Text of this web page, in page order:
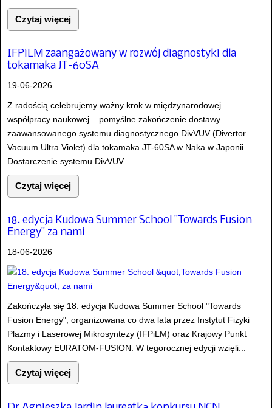
Czytaj więcej
IFPiLM zaangażowany w rozwój diagnostyki dla
tokamaka JT-60SA
19-06-2026
Z radością celebrujemy ważny krok w międzynarodowej
współpracy naukowej – pomyślne zakończenie dostawy
zaawansowanego systemu diagnostycznego DivVUV (Divertor
Vacuum Ultra Violet) dla tokamaka JT-60SA w Naka w Japonii.
Dostarczenie systemu DivVUV...
Czytaj więcej
18. edycja Kudowa Summer School "Towards Fusion
Energy" za nami
18-06-2026
Zakończyła się 18. edycja Kudowa Summer School "Towards
Fusion Energy", organizowana co dwa lata przez Instytut Fizyki
Plazmy i Laserowej Mikrosyntezy (IFPiLM) oraz Krajowy Punkt
Kontaktowy EURATOM-FUSION. W tegorocznej edycji wzięli...
Czytaj więcej